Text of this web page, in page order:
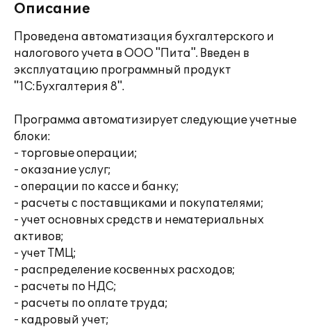
Описание
Проведена автоматизация бухгалтерского и
налогового учета в ООО "Пита". Введен в
эксплуатацию программный продукт
"1С:Бухгалтерия 8".
Программа автоматизирует следующие учетные
блоки:
- торговые операции;
- оказание услуг;
- операции по кассе и банку;
- расчеты с поставщиками и покупателями;
- учет основных средств и нематериальных
активов;
- учет ТМЦ;
- распределение косвенных расходов;
- расчеты по НДС;
- расчеты по оплате труда;
- кадровый учет;